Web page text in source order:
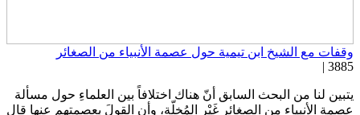
مع الشيخ ابن تيمية حول عصمة الأنبياء من الصغائر
لنا من البحث السابق أنّ هناك اختلافاً بين العلماءِ حول مسألة
الأنبياء من الصغائر غَيْرِ المُخِلّةِ، وأن القولَ بعصمتهم عنها قال